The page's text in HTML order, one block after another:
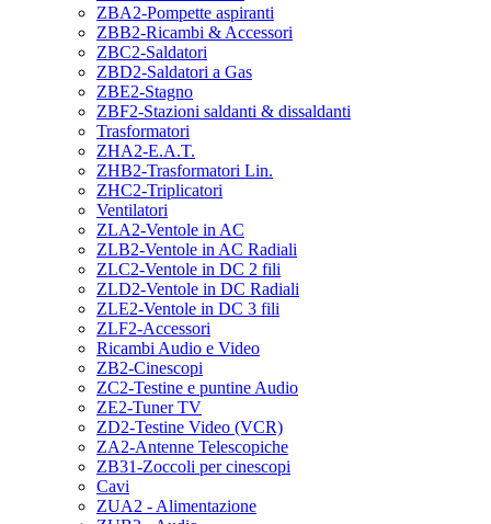
ZBA2-Pompette aspiranti
ZBB2-Ricambi & Accessori
ZBC2-Saldatori
ZBD2-Saldatori a Gas
ZBE2-Stagno
ZBF2-Stazioni saldanti & dissaldanti
Trasformatori
ZHA2-E.A.T.
ZHB2-Trasformatori Lin.
ZHC2-Triplicatori
Ventilatori
ZLA2-Ventole in AC
ZLB2-Ventole in AC Radiali
ZLC2-Ventole in DC 2 fili
ZLD2-Ventole in DC Radiali
ZLE2-Ventole in DC 3 fili
ZLF2-Accessori
Ricambi Audio e Video
ZB2-Cinescopi
ZC2-Testine e puntine Audio
ZE2-Tuner TV
ZD2-Testine Video (VCR)
ZA2-Antenne Telescopiche
ZB31-Zoccoli per cinescopi
Cavi
ZUA2 - Alimentazione